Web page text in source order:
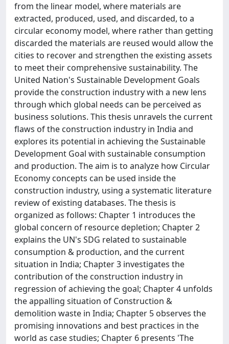
from the linear model, where materials are
extracted, produced, used, and discarded, to a
circular economy model, where rather than getting
discarded the materials are reused would allow the
cities to recover and strengthen the existing assets
to meet their comprehensive sustainability. The
United Nation's Sustainable Development Goals
provide the construction industry with a new lens
through which global needs can be perceived as
business solutions. This thesis unravels the current
flaws of the construction industry in India and
explores its potential in achieving the Sustainable
Development Goal with sustainable consumption
and production. The aim is to analyze how Circular
Economy concepts can be used inside the
construction industry, using a systematic literature
review of existing databases. The thesis is
organized as follows: Chapter 1 introduces the
global concern of resource depletion; Chapter 2
explains the UN's SDG related to sustainable
consumption & production, and the current
situation in India; Chapter 3 investigates the
contribution of the construction industry in
regression of achieving the goal; Chapter 4 unfolds
the appalling situation of Construction &
demolition waste in India; Chapter 5 observes the
promising innovations and best practices in the
world as case studies; Chapter 6 presents 'The